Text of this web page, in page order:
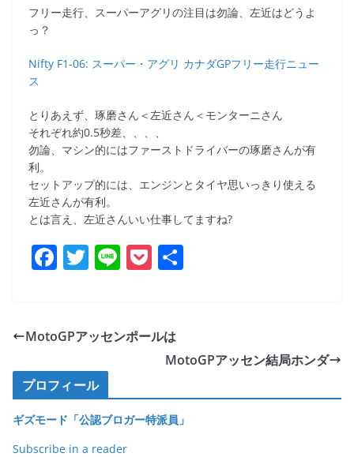
c
e
b
o
o
k
itt e ck
et
フリー走行、スーパーアグリの注目は勿論、左近はどうよ
っ？
Nifty F1-06: スーパー・アグリ カナダGPフリー走行ニュー
ス
とりあえず、琢磨さん＜左近さん＜モンターニさん
それぞれ約0.5秒差、、、、
勿論、マシン的にはファーストドライバーの琢磨さんが有
利。
セットアップ的には、エンジンとタイヤ思いっきり使える
左近さんが有利。
とは言え、左近さんいい仕事してますね?
F
e
o
o
k
T
er
Li P
et
MotoGPアッセンポールは
MotoGPアッセン結局ホンダ
プロフィール
ギズモード「公認ブロガー特派員」
Subscribe in a reader